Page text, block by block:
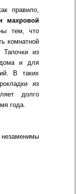
правило,
махровой
тем, что
комнатной
из
и для
В таких
из
долго
года.
незаменимы